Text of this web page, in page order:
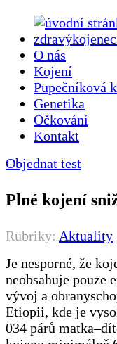
O nás
Kojení
Pupečníková
Genetika
Očkování
Kontakt
Objednat test
Plné kojení
Rubriky: Aktuality
Je nesporné, že
neobsahuje pouze
vývoj a
Etiopii, kde je
034 párů